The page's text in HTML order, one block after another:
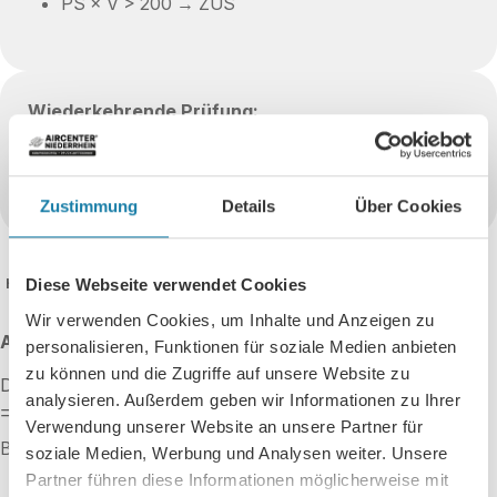
Zustimmung Details Über Cookies
Diese Webseite verwendet Cookies
Wir verwenden Cookies, um Inhalte und Anzeigen zu
personalisieren, Funktionen für soziale Medien anbieten
zu können und die Zugriffe auf unsere Website zu
analysieren. Außerdem geben wir Informationen zu Ihrer
Verwendung unserer Website an unsere Partner für
soziale Medien, Werbung und Analysen weiter. Unsere
Partner führen diese Informationen möglicherweise mit
Wiederkehrende Prüfung:
PS × V < 1.000 → Befähigte Person
Hinweis: PS = maximal zulässiger Druck, V = Volumen
Ausnahmen:
Die Prüfung vor Inbetriebnahme entfällt für:
=
Behälter mit ZUA-Zulassung und PS × V < 1.000